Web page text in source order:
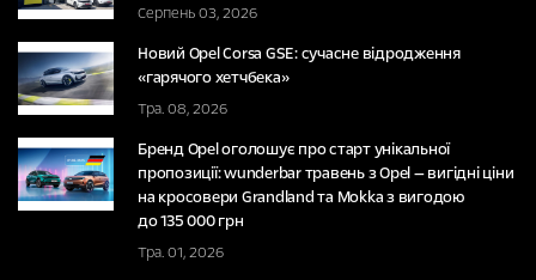
Серпень 03, 2026
Новий Opel Corsa GSE: сучасне відродження
«гарячого хетчбека»
Тра. 08, 2026
Бренд Opel оголошує про старт унікальної
пропозиції: wunderbar травень з Opel — вигідні ціни
на кросовери Grandland та Mokka з вигодою
до 135 000 грн
Тра. 01, 2026